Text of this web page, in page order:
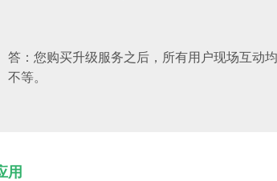
答：您购买升级服务之后，所有用户现场互动
不等。
用